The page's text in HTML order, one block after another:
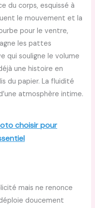
du corps, esquissé à
le mouvement et la
pour le ventre,
les pattes
qui souligne le volume
une histoire en
du papier. La fluidité
atmosphère intime.
choisir pour
mais ne renonce
doucement